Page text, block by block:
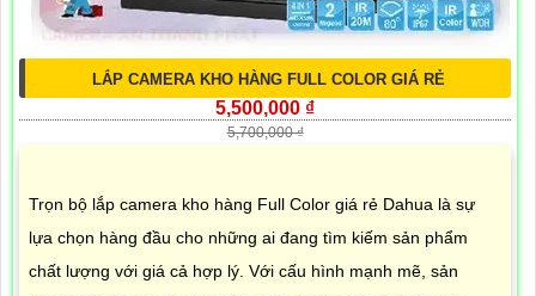
LẮP CAMERA KHO HÀNG FULL COLOR GIÁ RẺ
5,500,000 ₫
5,700,000 ₫
Trọn bộ lắp camera kho hàng Full Color giá rẻ Dahua là sự
lựa chọn hàng đầu cho những ai đang tìm kiếm sản phẩm
chất lượng với giá cả hợp lý. Với cấu hình mạnh mẽ, sản